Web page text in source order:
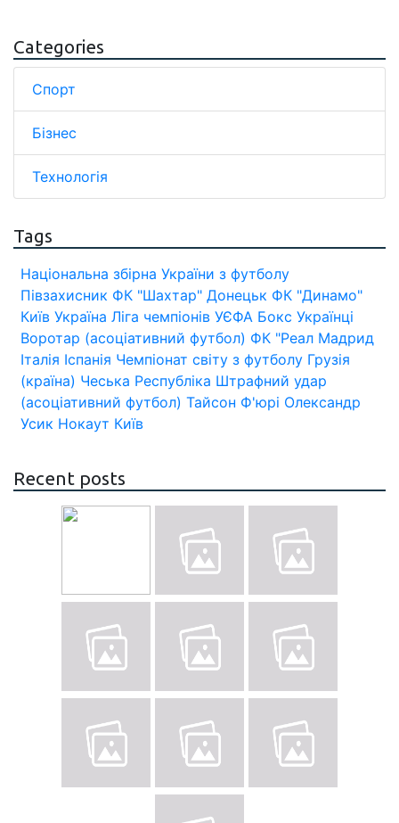
Categories
Спорт
Бізнес
Технологія
Tags
Національна збірна України з футболу
Півзахисник ФК "Шахтар" Донецьк ФК "Динамо"
Київ Україна Ліга чемпіонів УЄФА Бокс Українці
Воротар (асоціативний футбол) ФК "Реал Мадрид
Італія Іспанія Чемпіонат світу з футболу Грузія
(країна) Чеська Республіка Штрафний удар
(асоціативний футбол) Тайсон Ф'юрі Олександр
Усик Нокаут Київ
Recent posts